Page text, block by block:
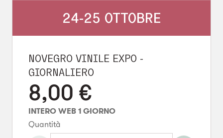
24-25 OTTOBRE
NOVEGRO VINILE EXPO -
GIORNALIERO
8,00 €
INTERO WEB 1 GIORNO
Quantità